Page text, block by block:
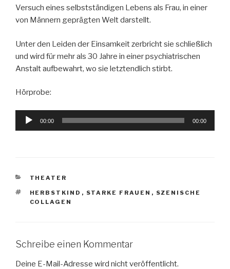
Versuch eines selbstständigen Lebens als Frau, in einer
von Männern geprägten Welt darstellt.
Unter den Leiden der Einsamkeit zerbricht sie schließlich
und wird für mehr als 30 Jahre in einer psychiatrischen
Anstalt aufbewahrt, wo sie letztendlich stirbt.
Hörprobe:
Audio-
00:00 00:00
KATEGORIEN
THEATER
SCHLAGWÖRTER
HERBSTKIND , STARKE FRAUEN , SZENISCHE
COLLAGEN
Schreibe einen Kommentar
Deine E-Mail-Adresse wird nicht veröffentlicht.